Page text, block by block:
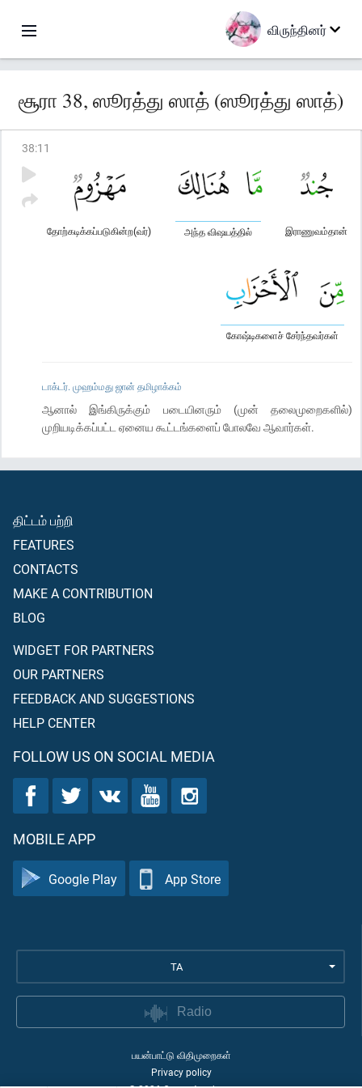
விருந்தினர்
சூரா 38, ஸூரத்து ஸாத் (ஸூரத்து ஸாத்)
38:11
இராணுவம்தான்
அந்த விஷயத்தில்
தோற்கடிக்கப்படுகின்ற(வர்)
கோஷ்டிகளைச் சேர்ந்தவர்கள்
டாக்டர். முஹம்மது ஜான் தமிழாக்கம்
ஆனால் இங்கிருக்கும் படையினரும் (முன் தலைமுறைகளில்)
முறியடிக்கப்பட்ட ஏனைய கூட்டங்களைப் போலவே ஆவார்கள்.
திட்டம் பற்றி
FEATURES
CONTACTS
MAKE A CONTRIBUTION
BLOG
WIDGET FOR PARTNERS
OUR PARTNERS
FEEDBACK AND SUGGESTIONS
HELP CENTER
FOLLOW US ON SOCIAL MEDIA
MOBILE APP
Google Play App Store
TA
Radio
பயன்பாட்டு விதிமுறைகள்
Privacy policy